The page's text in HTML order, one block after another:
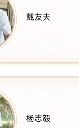
戴友夫
杨志毅